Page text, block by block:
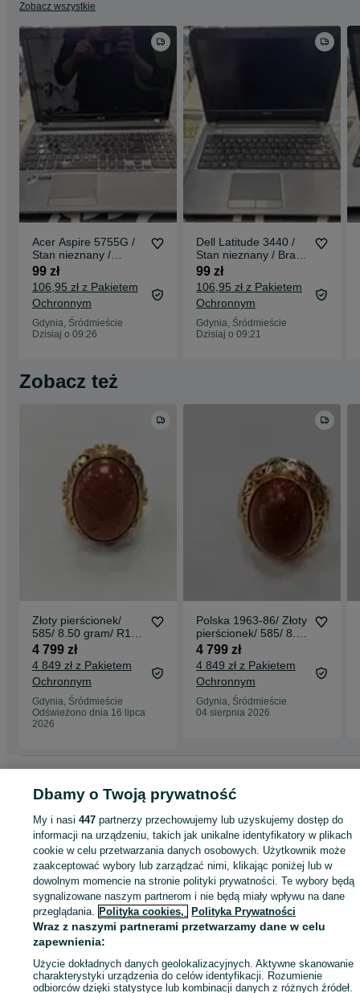
Zobacz wszystkie
Acer Aspire 5755G /
Stan nieznany /
Grade C / Brak
zasilacza / Czytaj opis
99 zł
106,95 zł z Pakietem
Ochronnym
Gdynia, Śródmieście
Dzisiaj o 09:26
Dell Latitude 3440 /
Stan nieznany / Brak
zasilacza / czytaj opis
!
99 zł
106,95 zł z Pakietem
Ochronnym
Gdynia, Śródmieście
Dzisiaj o 09:21
Zobacz też
Złoty pierścionek/
585/ 8.50 gram/ R15/
Piasek Pustyni/
Polska 1963-86
4 799 zł
4 849 zł z Pakietem
Ochronnym
Gdynia, Śródmieście
Odświeżono dnia 16 lipca
2026
Polska 1963-86/ Złoty
pierścionek/ 585/ 8.60
gram/ R16/ Piasek
Pustyni
4 799 zł
4 849 zł z Pakietem
Ochronnym
Gdynia, Śródmieście
04 sierpnia 2026
Pierścionki - Gdynia
Pierścionki - Śródmieście
KATEGORIA
1023933364 Wyświetlenia:
Kup
Dbamy o Twoją prywatność
My i nasi447 partnerzy przechowujemy lub uzyskujemy dostęp do
informacji na urządzeniu, takich jak unikalne identyfikatory w plikach
cookie w celu przetwarzania danych osobowych. Użytkownik może
zaakceptować wybory lub zarządzać nimi, klikając poniżej lub w
dowolnym momencie na stronie polityki prywatności. Te wybory będą
sygnalizowane naszym partnerom i nie będą miały wpływu na dane
przeglądania. Polityka cookies, Polityka Prywatności
Wraz z naszymi partnerami przetwarzamy dane w celu
zapewnienia:
Użycie dokładnych danych geolokalizacyjnych. Aktywne skanowanie
charakterystyki urządzenia do celów identyfikacji. Rozumienie
odbiorców dzięki statystyce lub kombinacji danych z różnych źródeł.